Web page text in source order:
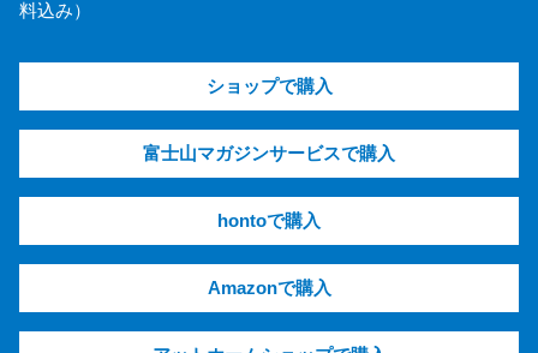
料込み）
ショップで購入
富士山マガジンサービスで購入
hontoで購入
Amazonで購入